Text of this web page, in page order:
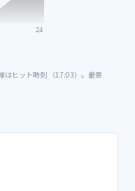
24
はヒット時刻 （17:03）。最寄